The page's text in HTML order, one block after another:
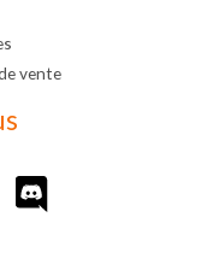
vente